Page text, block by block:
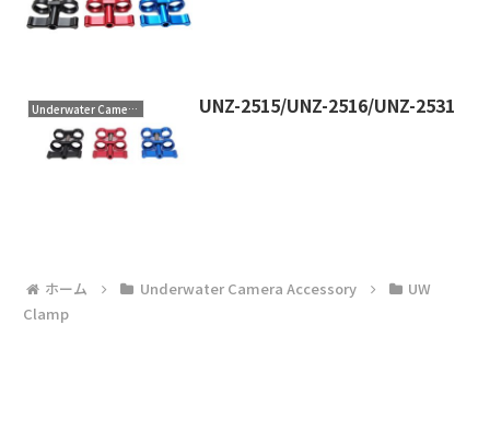
Underwater Camera Accessory UNZ-2515/UNZ-2516/UNZ-2531
ホーム Underwater Camera Accessory
UW
Clamp